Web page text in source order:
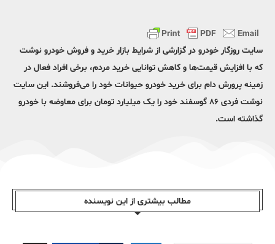
سایت روزگار خودرو در گزارشی از شرایط بازار خرید و فروش خودرو نوشت
که با افزایش قیمت‌ها و کاهش توانایی خرید مردم، برخی افراد فعال در
زمینه پرورش دام برای خرید خودرو حیوانات خود را می‌فروشند. این سایت
نوشت فردی ۸۶ گوسفند خود را یک میلیارد تومان برای معاوضه با خودرو
گذاشته است.
مطالب بیشتری از این نویسندە